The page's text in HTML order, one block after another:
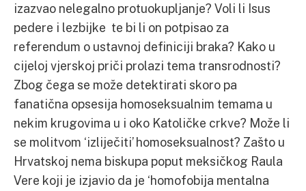
izazvao nelegalno protuokupljanje? Voli li Isus
pedere i lezbijke te bi li on potpisao za
referendum o ustavnoj definiciji braka? Kako u
cijeloj vjerskoj priči prolazi tema transrodnosti?
Zbog čega se može detektirati skoro pa
fanatična opsesija homoseksualnim temama u
nekim krugovima u i oko Katoličke crkve? Može li
se molitvom ‘izliječiti’ homoseksualnost? Zašto u
Hrvatskoj nema biskupa poput meksičkog Raula
Vere koji je izjavio da je ‘homofobija mentalna